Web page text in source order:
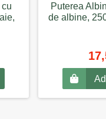
Puterea
de albine,